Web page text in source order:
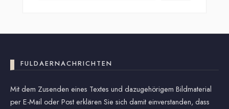
FULDAERNACHRICHTEN
Mit dem Zusenden eines Textes und dazugehörigem Bildmaterial
per E-Mail oder Post erklären Sie sich damit einverstanden, dass